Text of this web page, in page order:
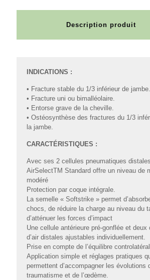
Description produit
INDICATIONS :
• Fracture stable du 1/3 inférieur de jambe.
• Fracture uni ou bimalléolaire.
• Entorse grave de la cheville.
• Ostéosynthèse des fractures du 1/3
la jambe.
CARACTÉRISTIQUES :
Avec ses 2 cellules pneumatiques
AirSelectTM Standard offre un niveau de
modéré
Protection par coque intégrale.
La semelle « Softstrike » permet
chocs, de réduire la charge au niveau du
d’atténuer les forces d’impact
Une cellule antérieure pré-gonflée et deux
d’air distales ajustables individuellement.
Prise en compte de l’équilibre controlatéral
Application simple et réglages pratiques
permettent d’accompagner les évolutions
traumatisme et de l’œdème.